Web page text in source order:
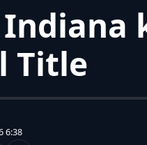
Indiana
Title
6:38